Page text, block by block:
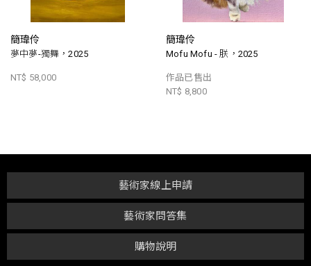
簡瑋伶
夢中夢-獨舞，2025
NT$ 58,000
簡瑋伶
Mofu Mofu - 朕，2025
作品已售出
NT$ 8,800
購物說明
藝術家問答集
藝術家線上申請